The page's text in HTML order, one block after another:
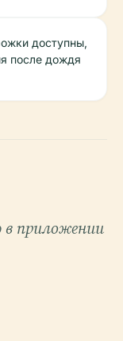
доступны,
после дождя
приложении